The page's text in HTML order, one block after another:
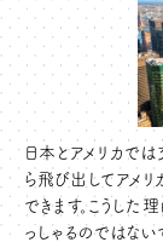
日本とアメリカで
ら飛び出してアメリ
できます。こうした
っしゃるのではな